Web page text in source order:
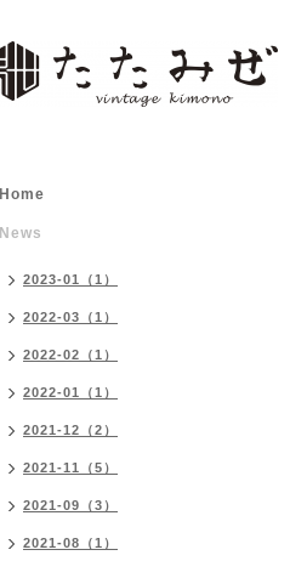
Home
News
2023-01（1）
2022-03（1）
2022-02（1）
2022-01（1）
2021-12（2）
2021-11（5）
2021-09（3）
2021-08（1）